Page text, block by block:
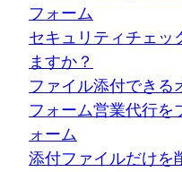
フォーム
セキュリティチェッ
ますか？
ファイル添付できる
フォーム営業代行を
ォーム
添付ファイルだけを